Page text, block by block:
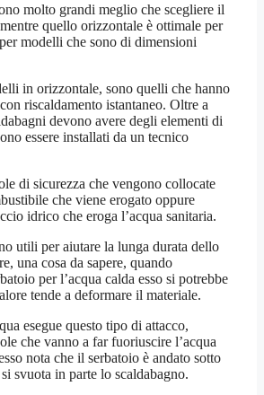
molto grandi meglio che scegliere il
quello orizzontale è ottimale per
modelli che sono di dimensioni
in orizzontale, sono quelli che hanno
riscaldamento istantaneo. Oltre a
devono avere degli elementi di
essere installati da un tecnico
di sicurezza che vengono collocate
che viene erogato oppure
idrico che eroga l’acqua sanitaria.
utili per aiutare la lunga durata dello
una cosa da sapere, quando
per l’acqua calda esso si potrebbe
tende a deformare il materiale.
esegue questo tipo di attacco,
che vanno a far fuoriuscire l’acqua
nota che il serbatoio è andato sotto
svuota in parte lo scaldabagno.